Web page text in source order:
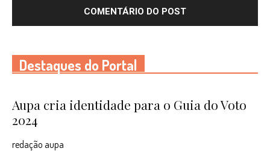
Destaques do Portal
Aupa cria identidade para o Guia do Voto
2024
redação aupa